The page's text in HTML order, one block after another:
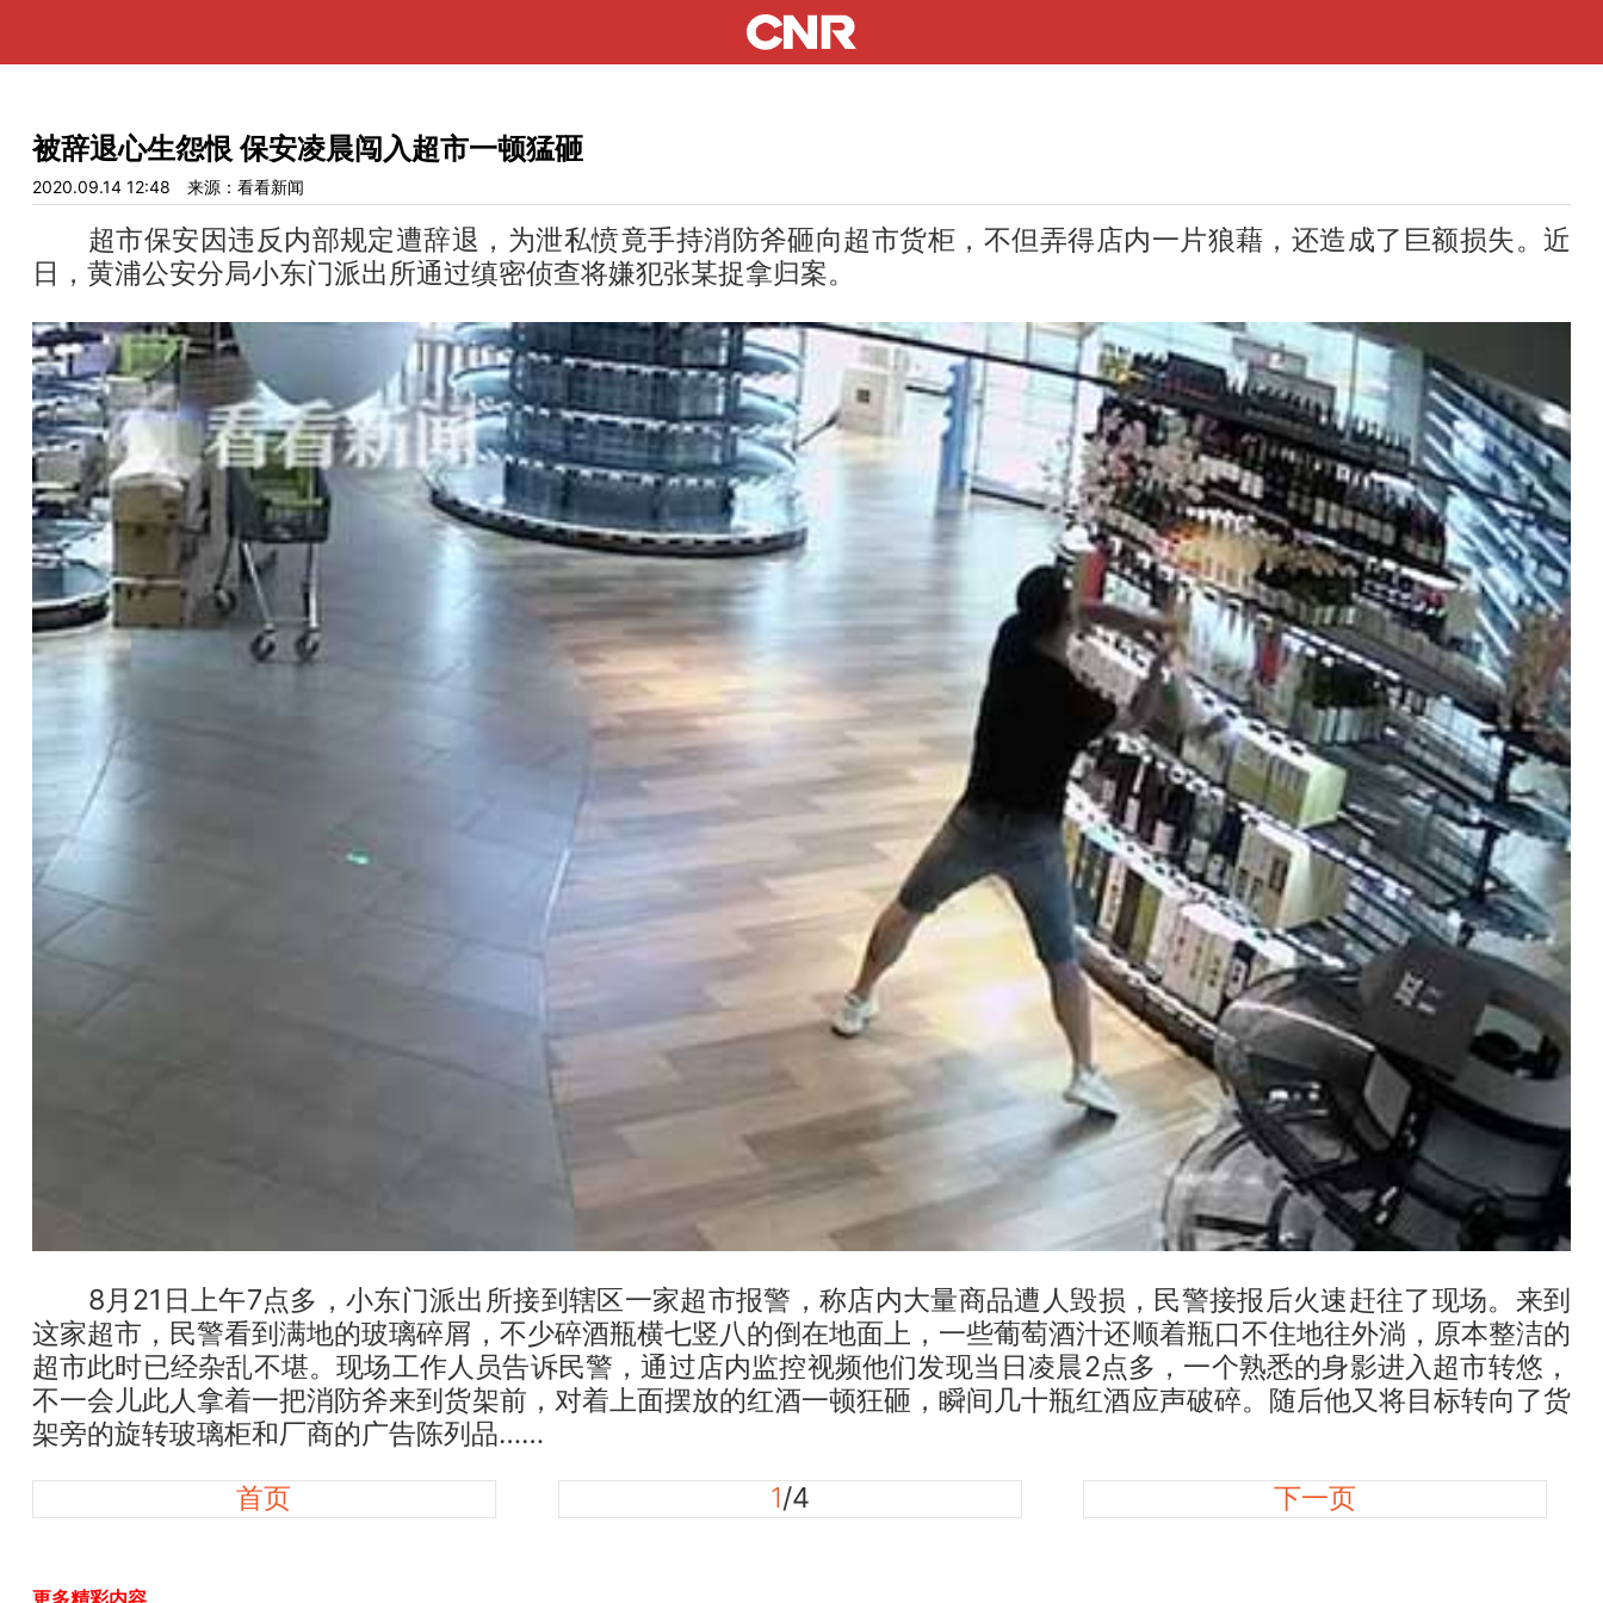
被辞退心生怨恨 保安凌晨闯入超市一顿猛砸
2020.09.14 12:48 来源：看看新闻
超市保安因违反内部规定遭辞退，为泄私愤竟手持消防斧砸向超市货柜，不但弄得店内一片狼藉，还造成了巨额损失。近
日，黄浦公安分局小东门派出所通过缜密侦查将嫌犯张某捉拿归案。
8月21日上午7点多，小东门派出所接到辖区一家超市报警，称店内大量商品遭人毁损，民警接报后火速赶往了现场。来到
这家超市，民警看到满地的玻璃碎屑，不少碎酒瓶横七竖八的倒在地面上，一些葡萄酒汁还顺着瓶口不住地往外淌，原本整洁的
超市此时已经杂乱不堪。现场工作人员告诉民警，通过店内监控视频他们发现当日凌晨2点多，一个熟悉的身影进入超市转悠，
不一会儿此人拿着一把消防斧来到货架前，对着上面摆放的红酒一顿狂砸，瞬间几十瓶红酒应声破碎。随后他又将目标转向了货
架旁的旋转玻璃柜和厂商的广告陈列品……
首页
1/4 下一页
更多精彩内容